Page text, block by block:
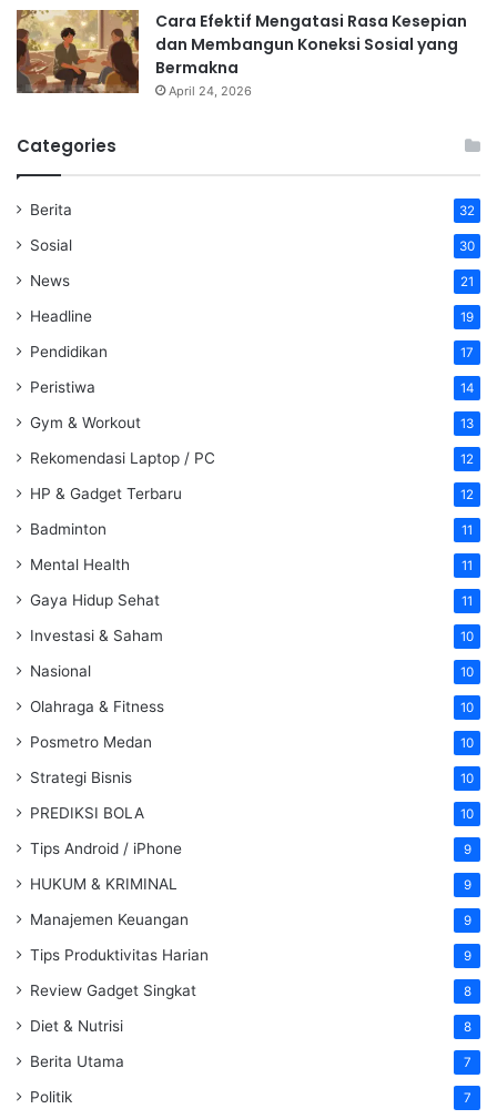
Cara Efektif Mengatasi Rasa Kesepian
dan Membangun Koneksi Sosial yang
Bermakna
April 24, 2026
Categories
Berita 32
Sosial 30
News 21
Headline 19
Pendidikan 17
Peristiwa 14
Gym & Workout 13
Rekomendasi Laptop / PC 12
HP & Gadget Terbaru 12
Badminton 11
Mental Health 11
Gaya Hidup Sehat 11
Investasi & Saham 10
Nasional 10
Olahraga & Fitness 10
Posmetro Medan 10
Strategi Bisnis 10
PREDIKSI BOLA 10
Tips Android / iPhone 9
HUKUM & KRIMINAL 9
Manajemen Keuangan 9
Tips Produktivitas Harian 9
Review Gadget Singkat 8
Diet & Nutrisi 8
Berita Utama 7
Politik 7